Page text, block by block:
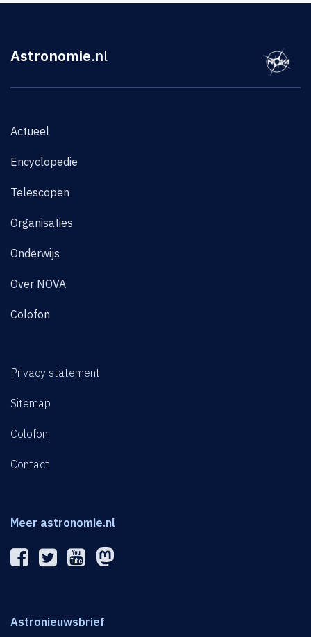
Astronomie.nl
Actueel
Encyclopedie
Telescopen
Organisaties
Onderwijs
Over NOVA
Colofon
Privacy statement
Sitemap
Colofon
Contact
Meer astronomie.nl
Astronieuwsbrief